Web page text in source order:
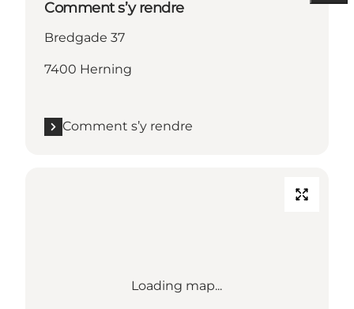
Comment s’y rendre
Bredgade 37
7400 Herning
Comment s’y rendre
Loading map...